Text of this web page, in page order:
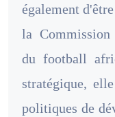
également
la Commission
du football
stratégique,
politiques de